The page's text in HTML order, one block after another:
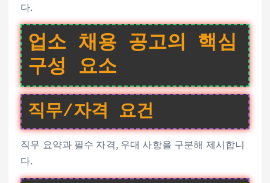
다.
업소 채용 공고의 핵심
구성 요소
직무/자격 요건
직무 요약과 필수 자격, 우대 사항을 구분해 제시합니
다.